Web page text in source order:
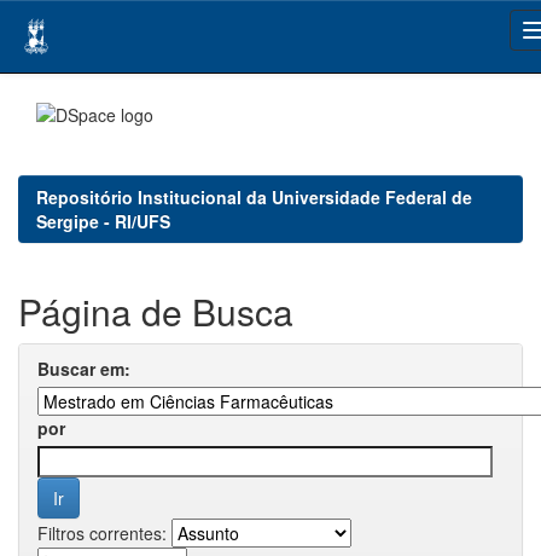
navigation
Repositório Institucional da Universidade Federal de
Sergipe - RI/UFS
Página de Busca
Buscar em:
por
Filtros correntes: